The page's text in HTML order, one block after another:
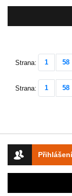
Strana: 1 58
Strana: 1 58